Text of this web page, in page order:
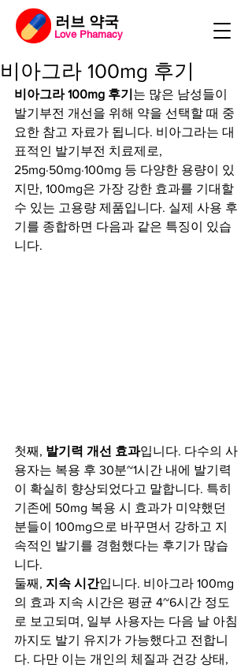
​러브 약국
Love Phamacy
비아그라 100mg 후기
비아그라 100mg 후기 는 많은 남성들이
발기부전 개선을 위해 약을 선택할 때 중
요한 참고 자료가 됩니다. 비아그라는 대
표적인 발기부전 치료제로,
25mg·50mg·100mg 등 다양한 용량이 있
지만, 100mg은 가장 강한 효과를 기대할
수 있는 고용량 제품입니다. 실제 사용 후
기를 종합하면 다음과 같은 특징이 있습
니다.
첫째, 발기력 개선 효과입니다. 다수의 사
용자는 복용 후 30분~1시간 내에 발기력
이 확실히 향상되었다고 말합니다. 특히
기존에 50mg 복용 시 효과가 미약했던
분들이 100mg으로 바꾸면서 강하고 지
속적인 발기를 경험했다는 후기가 많습
니다.
둘째, 지속 시간입니다. 비아그라 100mg
의 효과 지속 시간은 평균 4~6시간 정도
로 보고되며, 일부 사용자는 다음 날 아침
까지도 발기 유지가 가능했다고 전합니
다. 다만 이는 개인의 체질과 건강 상태,